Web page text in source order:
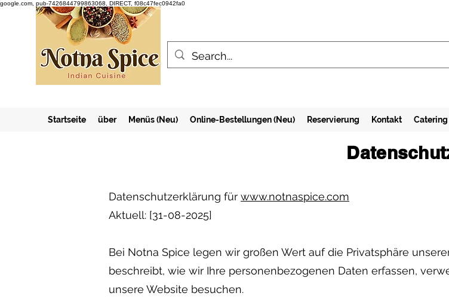
google.com, pub-7426844799863068, DIRECT, f08c47fec0942fa0
Startseite über Menüs (Neu) Online-Bestellungen (Neu) Reservierung Kontakt Catering
Datenschutzerklärung für www.notnaspice.com
Aktuell: [31-08-2025]
Bei Notna Spice legen wir großen Wert auf die Privatsphäre
beschreibt, wie wir Ihre personenbezogenen Daten erfassen,
unsere Website besuchen.